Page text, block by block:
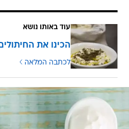
עוד באותו נושא
הכינו את
לכתבה המלאה